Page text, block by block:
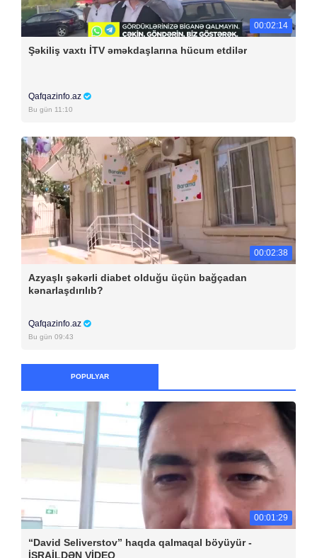
00:02:14
Şəkiliş vaxtı İTV əməkdaşlarına hücum etdilər
Qafqazinfo.az
Bu gün 11:10
00:02:38
Azyaşlı şəkərli diabet olduğu üçün bağçadan
kənarlaşdırılıb?
Qafqazinfo.az
Bu gün 09:43
POPULYAR
00:01:29
“David Seliverstov” haqda qalmaqal böyüyür -
İSRAİLDƏN VİDEO